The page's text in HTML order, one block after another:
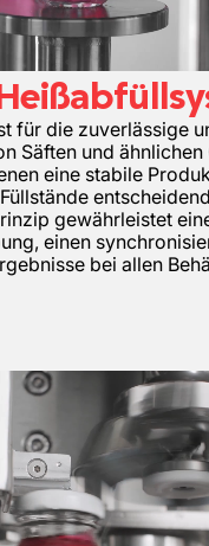
für die zuverlässige
Säften und ähnlichen
eine stabile
gewährleistet
einen
bei allen